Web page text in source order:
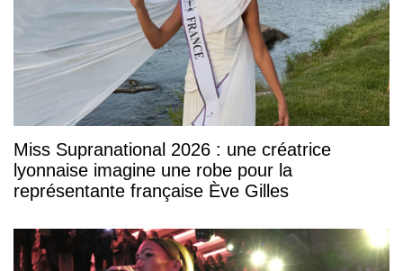
Miss Supranational 2026 : une créatrice
lyonnaise imagine une robe pour la
représentante française Ève Gilles